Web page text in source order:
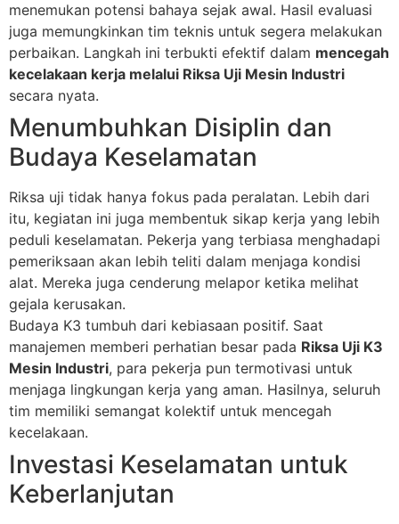
menemukan potensi bahaya sejak awal. Hasil evaluasi
juga memungkinkan tim teknis untuk segera melakukan
perbaikan. Langkah ini terbukti efektif dalam mencegah
kecelakaan kerja melalui Riksa Uji Mesin Industri
secara nyata.
Menumbuhkan Disiplin dan
Budaya Keselamatan
Riksa uji tidak hanya fokus pada peralatan. Lebih dari
itu, kegiatan ini juga membentuk sikap kerja yang lebih
peduli keselamatan. Pekerja yang terbiasa menghadapi
pemeriksaan akan lebih teliti dalam menjaga kondisi
alat. Mereka juga cenderung melapor ketika melihat
gejala kerusakan.
Budaya K3 tumbuh dari kebiasaan positif. Saat
manajemen memberi perhatian besar pada Riksa Uji K3
Mesin Industri, para pekerja pun termotivasi untuk
menjaga lingkungan kerja yang aman. Hasilnya, seluruh
tim memiliki semangat kolektif untuk mencegah
kecelakaan.
Investasi Keselamatan untuk
Keberlanjutan